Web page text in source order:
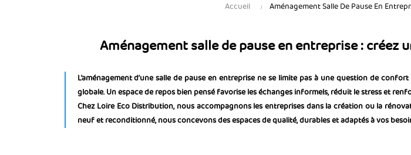
Accueil Aménagement Salle De Pause En
Aménagement salle de pause en entreprise : créez
L’aménagement d’une salle de pause en entreprise ne se limite pas à une question de
globale. Un espace de repos bien pensé favorise les échanges informels, réduit le stress et
Chez Loire Eco Distribution, nous accompagnons les entreprises dans la création ou la
neuf et reconditionné, nous concevons des espaces de qualité, durables et adaptés à vos